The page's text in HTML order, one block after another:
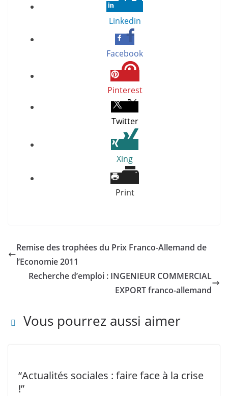
Linkedin
Facebook
Pinterest
Twitter
Xing
Print
Remise des trophées du Prix Franco-Allemand de
l’Economie 2011
Recherche d’emploi : INGENIEUR COMMERCIAL
EXPORT franco-allemand
Vous pourrez aussi aimer
“Actualités sociales : faire face à la crise
!”